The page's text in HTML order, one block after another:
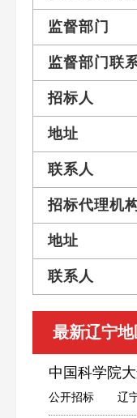
监督部门
监督部门联
招标人
地址
联系人
招标代理机
地址
联系人
最新辽宁
中国科学院
公开招标 辽